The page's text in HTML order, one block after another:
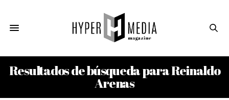
Resultados de búsqueda para Reinaldo
Arenas